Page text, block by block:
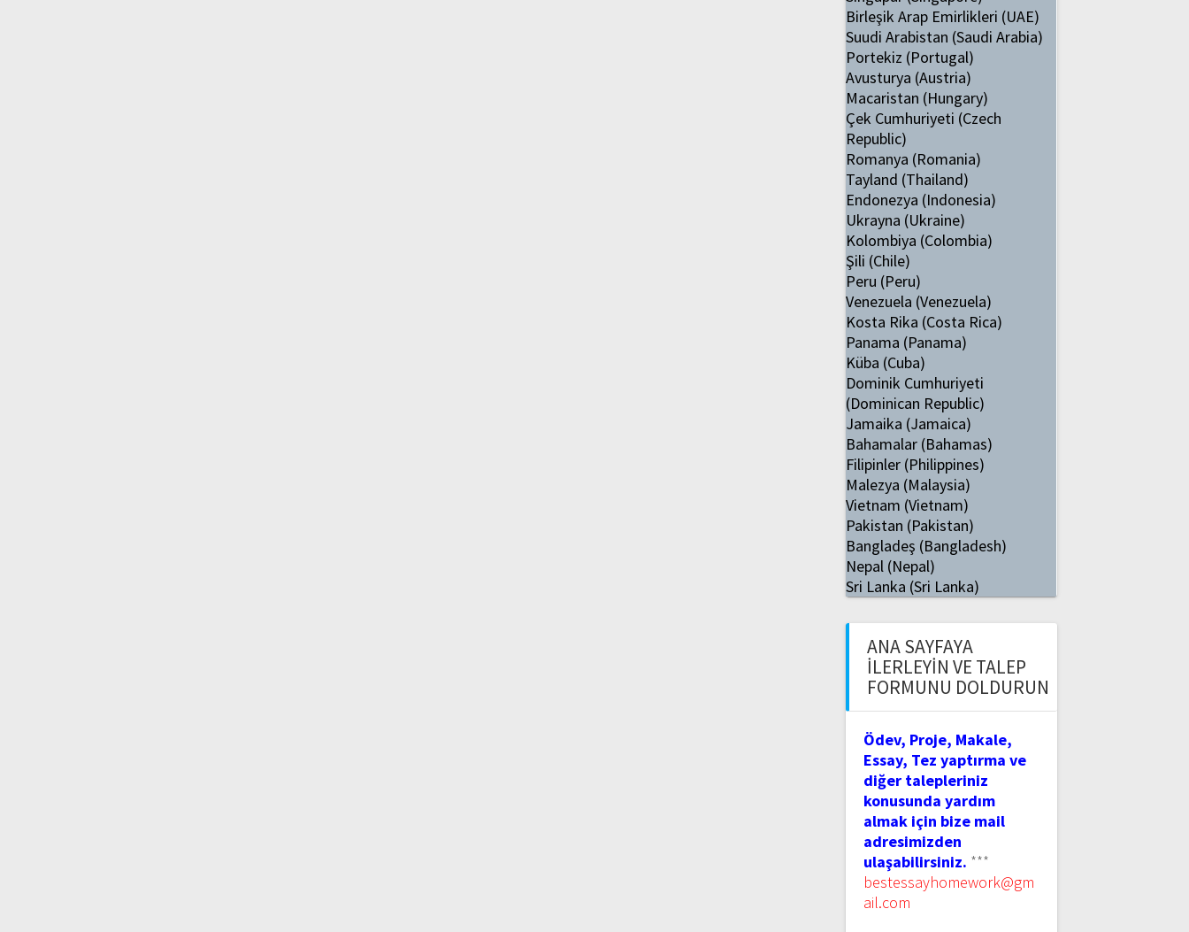
Birleşik Arap Emirlikleri (UAE)
Suudi Arabistan (Saudi Arabia)
Portekiz (Portugal)
Avusturya (Austria)
Macaristan (Hungary)
Çek Cumhuriyeti (Czech
Republic)
Romanya (Romania)
Tayland (Thailand)
Endonezya (Indonesia)
Ukrayna (Ukraine)
Kolombiya (Colombia)
Şili (Chile)
Peru (Peru)
Venezuela (Venezuela)
Kosta Rika (Costa Rica)
Panama (Panama)
Küba (Cuba)
Dominik Cumhuriyeti
(Dominican Republic)
Jamaika (Jamaica)
Bahamalar (Bahamas)
Filipinler (Philippines)
Malezya (Malaysia)
Vietnam (Vietnam)
Pakistan (Pakistan)
Bangladeş (Bangladesh)
Nepal (Nepal)
Sri Lanka (Sri Lanka)
ANA SAYFAYA
İLERLEYIN VE TALEP
FORMUNU DOLDURUN
Ödev, Proje, Makale,
Essay, Tez yaptırma ve
diğer talepleriniz
konusunda yardım
almak için bize mail
adresimizden
ulaşabilirsiniz. ***
bestessayhomework@gm
ail.com